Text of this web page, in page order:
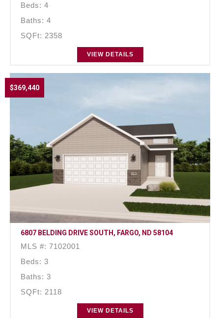
Beds: 4
Baths: 4
SQFt: 2358
VIEW DETAILS
$369,440
6807 BELDING DRIVE SOUTH, FARGO, ND 58104
MLS #: 7102001
Beds: 3
Baths: 3
SQFt: 2118
VIEW DETAILS